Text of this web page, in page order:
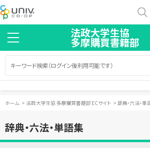
法政大学生協
多摩購買書籍部
ホーム > 法政大学生協 多摩購買書籍部 ECサイト > 辞典・六法・単
辞典・六法・単語集